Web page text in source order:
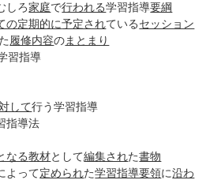
しろ家庭で行われる学習指導要綱
の定期的に予定されているセッション
た 履修内容のまとまり
習指導
して行う学習指導
指導法
なる教材として編集された書物
よって定められた学習指導要領に沿わ